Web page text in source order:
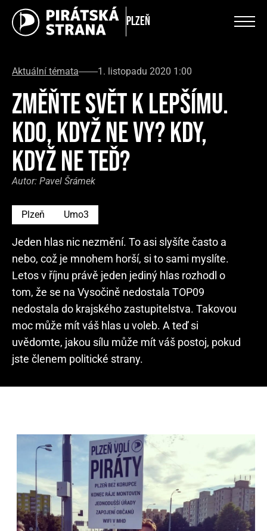
Plzeň
Aktuální témata 1. listopadu 2020 1:00
ZMĚŇTE SVĚT K LEPŠÍMU.
KDO, KDYŽ NE VY? KDY,
KDYŽ NE TEĎ?
Autor: Pavel Šrámek
Plzeň Umo3
Jeden hlas nic nezmění. To asi slyšíte často a
nebo, což je mnohem horší, si to sami myslíte.
Letos v říjnu právě jeden jediný hlas rozhodl o
tom, že se na Vysočině nedostala TOP09
nedostala do krajského zastupitelstva. Takovou
moc může mít váš hlas u voleb. A teď si
uvědomte, jakou sílu může mít váš postoj, pokud
jste členem politické strany.